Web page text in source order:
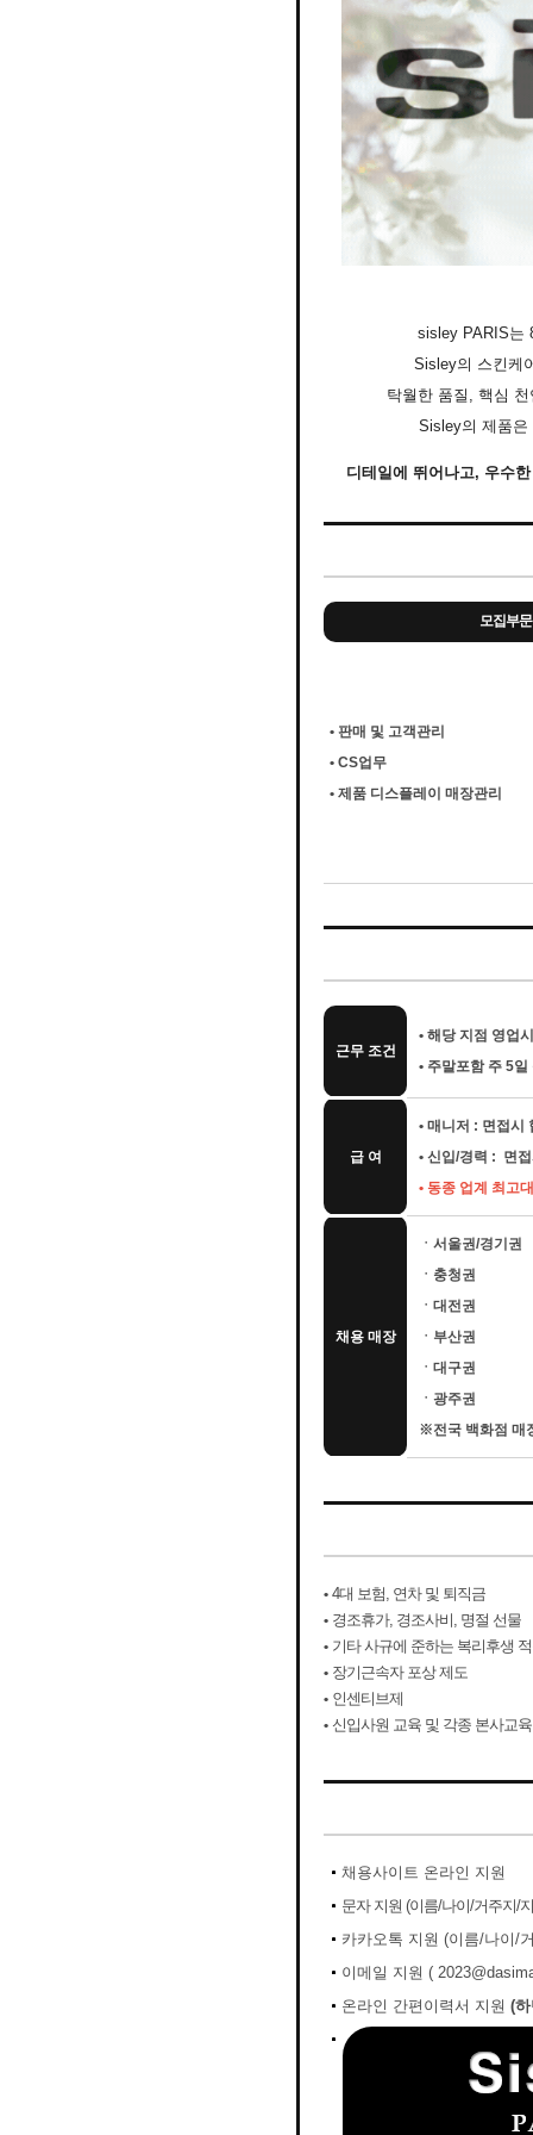
sisley PARIS는
Sisley의 스킨케
탁월한 품질, 핵심
Sisley의 제품은
디테일에 뛰어나고, 우수
모집부문
• 판매 및 고객관리
• CS업무
• 제품 디스플레이 매장관리
근무 조건
• 해당 지점 영업
• 주말포함 주 5일
급 여
• 매니저 : 면접시
• 신입/경력 : 면
• 동종 업계 최고
채용 매장
ㆍ서울권/경기권
ㆍ충청권
ㆍ대전권
ㆍ부산권
ㆍ대구권
ㆍ광주권
※전국 백화점 매
• 4대 보험, 연차 및 퇴직금
• 경조휴가, 경조사비, 명절 선물
• 기타 사규에 준하는 복리후생
• 장기근속자 포상 제도
• 인센티브제
• 신입사원 교육 및 각종 본사교
채용사이트 온라인 지원
문자 지원 (이름/나이/거주지/
카카오톡 지원 (이름/나이/
이메일 지원 (
온라인 간편이력서 지원 (